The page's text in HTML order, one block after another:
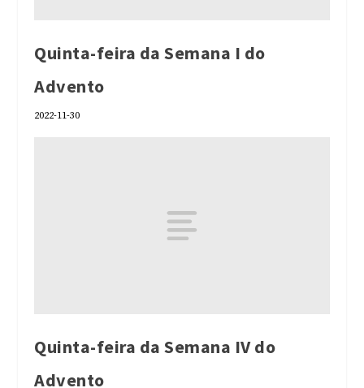
Quinta-feira da Semana I do
Advento
2022-11-30
Quinta-feira da Semana IV do
Advento